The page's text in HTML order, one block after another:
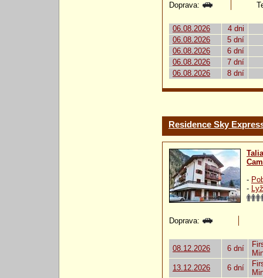
Doprava:
06.08.2026
4 dni
06.08.2026
5 dní
06.08.2026
6 dní
06.08.2026
7 dní
06.08.2026
8 dní
Residence Sky
-
-
Doprava:
08.12.2026 6 dní
13.12.2026
6 dní